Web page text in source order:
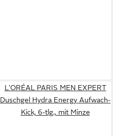
L'ORÉAL PARIS MEN EXPERT
Duschgel Hydra Energy Aufwach-
Kick, 6-tlg., mit Minze